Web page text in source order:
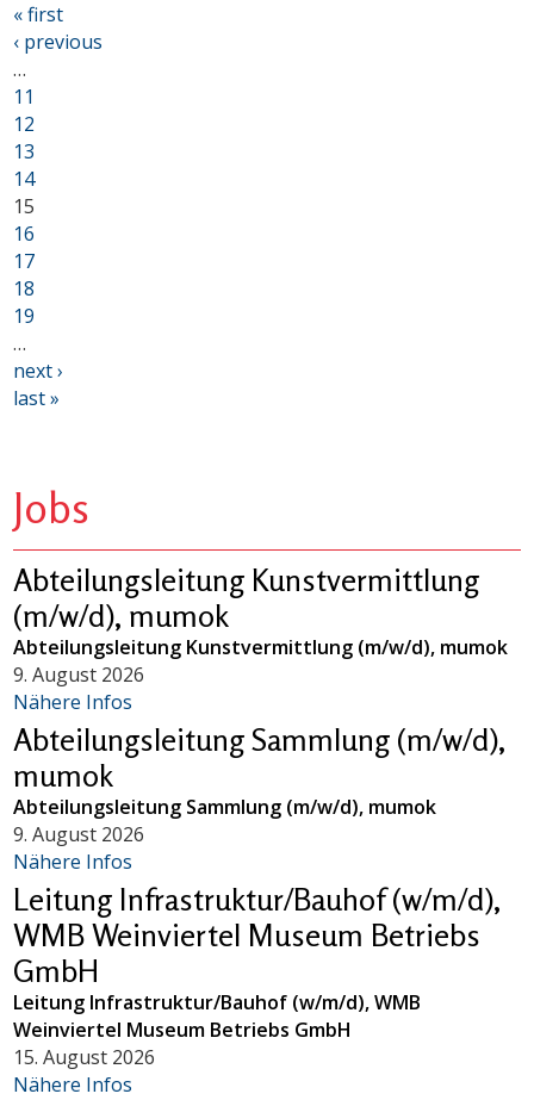
« first
‹ previous
…
11
12
13
14
15
16
17
18
19
…
next ›
last »
Jobs
Abteilungsleitung Kunstvermittlung
(m/w/d), mumok
Abteilungsleitung Kunstvermittlung (m/w/d), mumok
9. August 2026
Nähere Infos
Abteilungsleitung Sammlung (m/w/d),
mumok
Abteilungsleitung Sammlung (m/w/d), mumok
9. August 2026
Nähere Infos
Leitung Infrastruktur/Bauhof (w/m/d),
WMB Weinviertel Museum Betriebs
GmbH
Leitung Infrastruktur/Bauhof (w/m/d), WMB
Weinviertel Museum Betriebs GmbH
15. August 2026
Nähere Infos